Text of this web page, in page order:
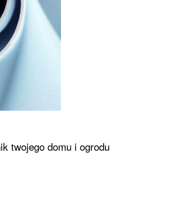
twojego domu i ogrodu